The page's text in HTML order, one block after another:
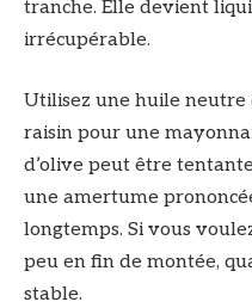
tranche. Elle devient
irrécupérable.
Utilisez une huile neutre
raisin pour une
d’olive peut être
une amertume
longtemps. Si vous
peu en fin de montée,
stable.